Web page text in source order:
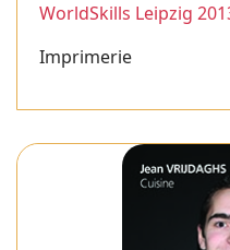
WorldSkills Leipzig
Imprimerie